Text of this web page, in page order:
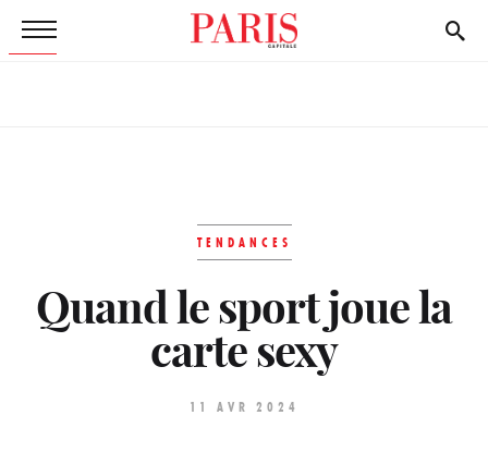
TENDANCES
Quand le sport joue la
carte sexy
11 AVR 2024